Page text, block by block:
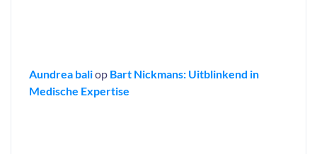
Aundrea baliop Bart Nickmans: Uitblinkend in
Medische Expertise